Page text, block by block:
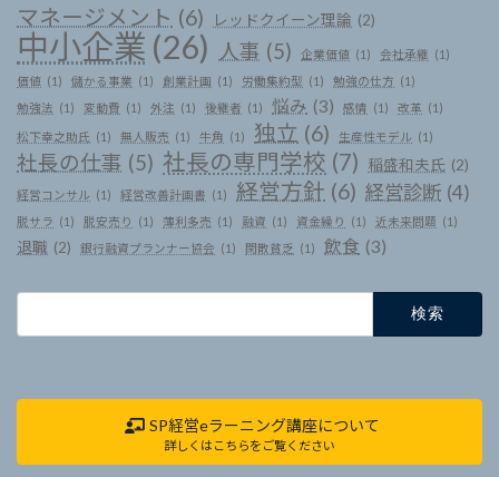
マネージメント (6) レッドクイーン理論 (2)
中小企業 (26) 人事 (5) 企業価値 (1) 会社承継 (1)
価値 (1) 儲かる事業 (1) 創業計画 (1) 労働集約型 (1) 勉強の仕方 (1)
勉強法 (1) 変動費 (1) 外注 (1) 後継者 (1) 悩み (3) 感情 (1) 改革 (1)
松下幸之助氏 (1) 無人販売 (1) 牛角 (1) 独立 (6) 生産性モデル (1)
社長の仕事 (5) 社長の専門学校 (7) 稲盛和夫氏 (2)
経営コンサル (1) 経営改善計画書 (1) 経営方針 (6) 経営診断 (4)
脱サラ (1) 脱安売り (1) 薄利多売 (1) 融資 (1) 資金繰り (1) 近未来問題 (1)
退職 (2) 銀行融資プランナー協会 (1) 閑散貧乏 (1) 飲食 (3)
SP経営eラーニング講座について
詳しくはこちらをご覧ください